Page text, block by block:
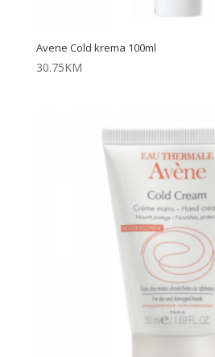
Avene Cold krema 100ml
30.75KM